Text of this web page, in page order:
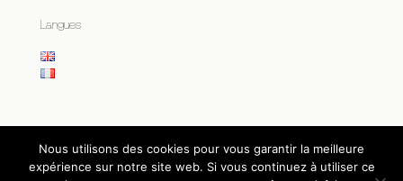
Langues
© 2016 DELPHINE LEMAITRE AUGER PEINTURES |
RÉALISATION LA BOITE DIGITALE
Nous utilisons des cookies pour vous garantir la meilleure
expérience sur notre site web. Si vous continuez à utiliser ce